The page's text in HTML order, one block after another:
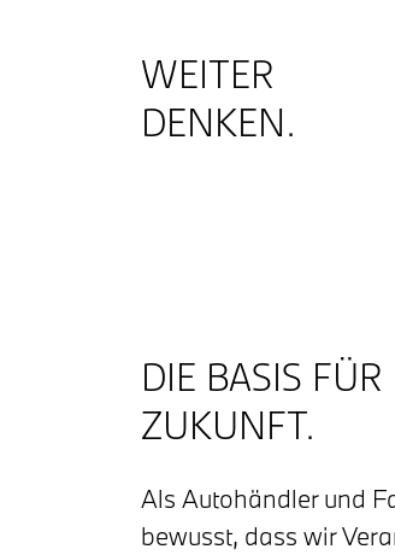
WEITER
DENKEN.
DIE BASIS
ZUKUNFT.
Als Autohändler und
bewusst, dass wir